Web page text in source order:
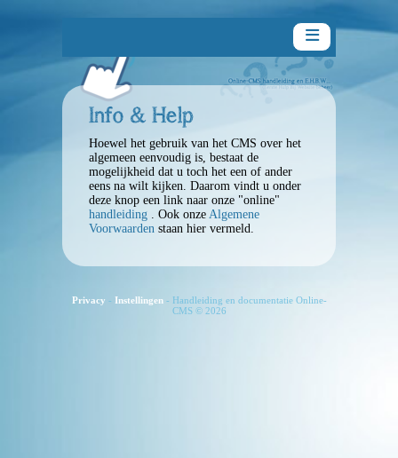
Info & Help
Hoewel het gebruik van het CMS over het
algemeen eenvoudig is, bestaat de
mogelijkheid dat u toch het een of ander
eens na wilt kijken. Daarom vindt u onder
deze knop een link naar onze "online"
handleiding . Ook onze Algemene
Voorwaarden staan hier vermeld.
Handleiding
Inleiding
Privacy - Instellingen- Handleiding en documentatie Online-
CMS © 2026